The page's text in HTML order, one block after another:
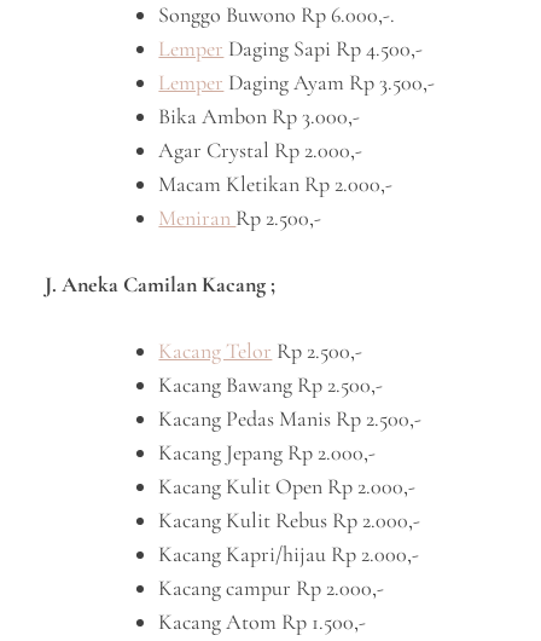
Songgo Buwono Rp 6.000,-.
Lemper Daging Sapi Rp 4.500,-
Lemper Daging Ayam Rp 3.500,-
Bika Ambon Rp 3.000,-
Agar Crystal Rp 2.000,-
Macam Kletikan Rp 2.000,-
Meniran Rp 2.500,-
J. Aneka Camilan Kacang ;
Kacang Telor Rp 2.500,-
Kacang Bawang Rp 2.500,-
Kacang Pedas Manis Rp 2.500,-
Kacang Jepang Rp 2.000,-
Kacang Kulit Open Rp 2.000,-
Kacang Kulit Rebus Rp 2.000,-
Kacang Kapri/hijau Rp 2.000,-
Kacang campur Rp 2.000,-
Kacang Atom Rp 1.500,-